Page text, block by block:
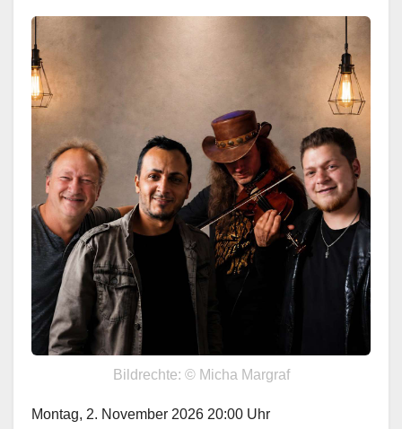
Bildrechte: © Micha Margraf
Montag, 2. November 2026 20:00 Uhr